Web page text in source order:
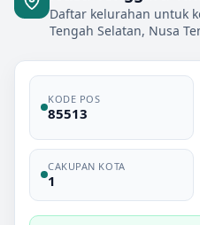
Daftar kelurahan untuk
Tengah Selatan, Nusa
KODE POS
85513
CAKUPAN KOTA
1